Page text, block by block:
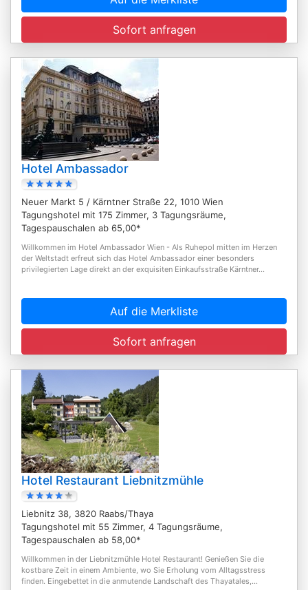
Sofort anfragen
Hotel Ambassador
Neuer Markt 5 / Kärntner Straße 22, 1010 Wien
Tagungshotel mit 175 Zimmer, 3 Tagungsräume,
Tagespauschalen ab 65,00*
Willkommen im Hotel Ambassador Wien - Als Ruhepol mitten im Herzen
der Weltstadt erfreut sich das Hotel Ambassador einer besonders
privilegierten Lage direkt an der exquisiten Einkaufsstraße Kärntner...
Auf die Merkliste
Sofort anfragen
Hotel Restaurant Liebnitzmühle
Liebnitz 38, 3820 Raabs/Thaya
Tagungshotel mit 55 Zimmer, 4 Tagungsräume,
Tagespauschalen ab 58,00*
Willkommen in der Liebnitzmühle Hotel Restaurant! Genießen Sie die
kostbare Zeit in einem Ambiente, wo Sie Erholung vom Alltagsstress
finden. Eingebettet in die anmutende Landschaft des Thayatales,...